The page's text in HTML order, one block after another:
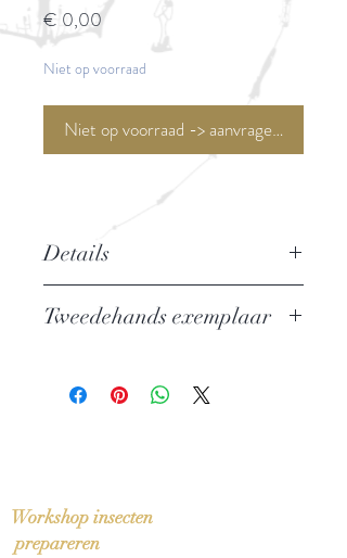
€ 0,00Prijs
Niet op voorraad
Niet op voorraad -> aanvragen <-
Details
Uitgever: Taschen
Bindwijze: Paperback
Tweedehands exemplaar
Workshop insecten
prepareren